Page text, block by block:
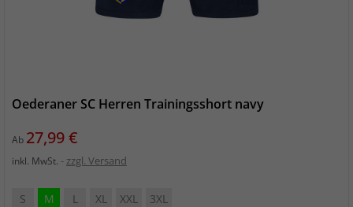
Oederaner SC Herren Trainingsshort navy
Ab Preis
27,99 €
inkl. MwSt. zzgl. Versand
S M L XL XXL 3XL